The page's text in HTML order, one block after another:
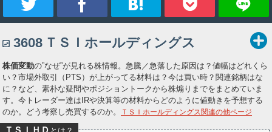
イ
ー
ト
ェ
ア
ッ
ク
マ
ー
Pocket
3608 ＴＳＩホールディングス
株価変動の”なぜ”が見れる株情報。急騰／急落した原因は？値幅はどれくら
い？市場外取引（PTS）が上がってる材料は？今は買い時？関連銘柄はな
に？など、素朴な疑問やポジショントークから株煽りまでをまとめていま
す。今トレーダー達はIRや決算等の材料からどのように値動きを予想する
のか。どう考察し売買するのか。
ＴＳＩホールディングス関連の他ページ
ＴＳＩＨＤ